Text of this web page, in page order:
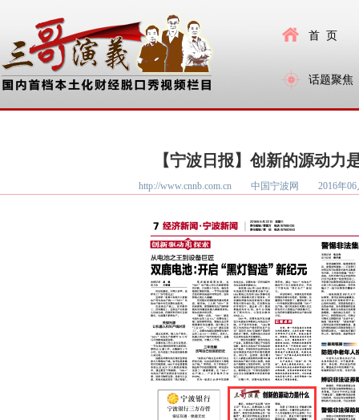
首 页
话题聚焦
【宁波日报】创新的源动力
http://www.cnnb.com.cn 中国宁波网 2016年